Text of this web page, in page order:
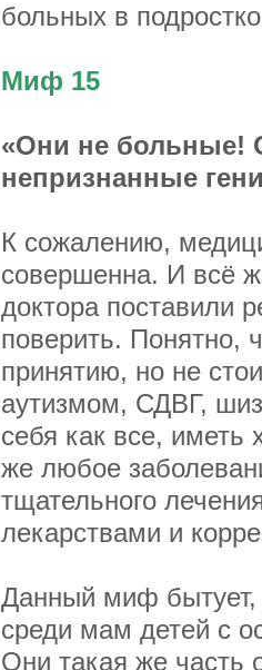
больных в
Миф 15
«Они не больные!
непризнанные
К сожалению,
совершенна. И всё
доктора поставили
поверить. Понятно,
принятию, но не
аутизмом, СДВГ,
себя как все,
же любое
тщательного
лекарствами и
Данный миф
среди мам детей с
Они такая же